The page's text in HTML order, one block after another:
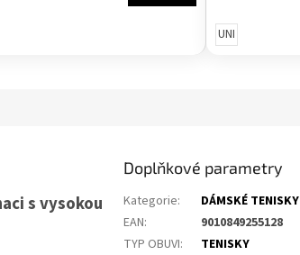
UNI
s vysokou
Doplňkové parametry
Kategorie:
DÁMSKÉ TENISKY
EAN:
9010849255128
TYP OBUVI:
TENISKY